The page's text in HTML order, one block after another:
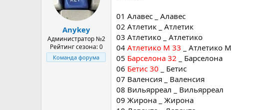
Anykey
Администратор №2
Рейтинг сезона: 0
Команда форума
01 Алавес _ Алавес
02 Атлетик _ Атлетик
03 Атлетико _ Атлетико
04 Атлетико М 33 _ Атлетико М
05 Барселона 32 _ Барселона
06 Бетис 30 _ Бетис
07 Валенсия _ Валенсия
08 Вильярреал _ Вильярреал
09 Жирона _ Жирона